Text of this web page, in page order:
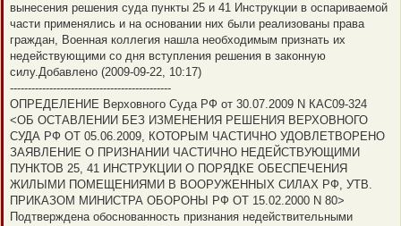
вынесения решения суда пункты 25 и 41 Инструкции в оспариваемой
части применялись и на основании них были реализованы права
граждан, Военная коллегия нашла необходимым признать их
недействующими со дня вступления решения в законную
силу.Добавлено (2009-09-22, 10:17)
---------------------------------------------
ОПРЕДЕЛЕНИЕ Верховного Суда РФ от 30.07.2009 N КАС09-324
<ОБ ОСТАВЛЕНИИ БЕЗ ИЗМЕНЕНИЯ РЕШЕНИЯ ВЕРХОВНОГО
СУДА РФ ОТ 05.06.2009, КОТОРЫМ ЧАСТИЧНО УДОВЛЕТВОРЕНО
ЗАЯВЛЕНИЕ О ПРИЗНАНИИ ЧАСТИЧНО НЕДЕЙСТВУЮЩИМИ
ПУНКТОВ 25, 41 ИНСТРУКЦИИ О ПОРЯДКЕ ОБЕСПЕЧЕНИЯ
ЖИЛЫМИ ПОМЕЩЕНИЯМИ В ВООРУЖЕННЫХ СИЛАХ РФ, УТВ.
ПРИКАЗОМ МИНИСТРА ОБОРОНЫ РФ ОТ 15.02.2000 N 80>
Подтверждена обоснованность признания недействительными